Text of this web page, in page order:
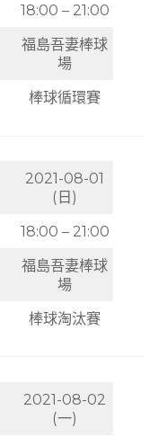
18:00 – 21:00
福島吾妻棒球
場
棒球循環賽
2021-08-01
(日)
18:00 – 21:00
福島吾妻棒球
場
棒球淘汰賽
2021-08-02
(一)